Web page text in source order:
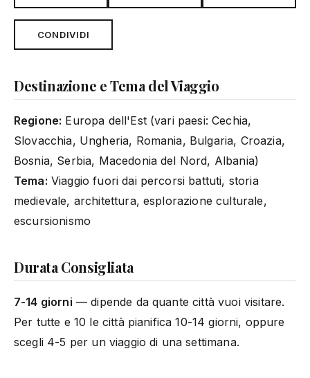
CONDIVIDI
Destinazione e Tema del Viaggio
Regione: Europa dell'Est (vari paesi: Cechia,
Slovacchia, Ungheria, Romania, Bulgaria, Croazia,
Bosnia, Serbia, Macedonia del Nord, Albania)
Tema: Viaggio fuori dai percorsi battuti, storia
medievale, architettura, esplorazione culturale,
escursionismo
Durata Consigliata
7-14 giorni — dipende da quante città vuoi visitare.
Per tutte e 10 le città pianifica 10-14 giorni, oppure
scegli 4-5 per un viaggio di una settimana.